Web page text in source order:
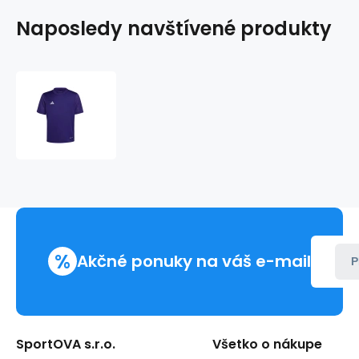
Naposledy navštívené produkty
% Akčné ponuky na váš e-mail
SportOVA s.r.o. Všetko o nákupe